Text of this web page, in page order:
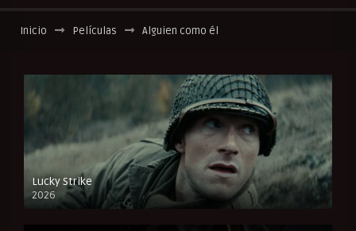
Inicio Películas Alguien como él
Lucky Strike
2026
FULL HD